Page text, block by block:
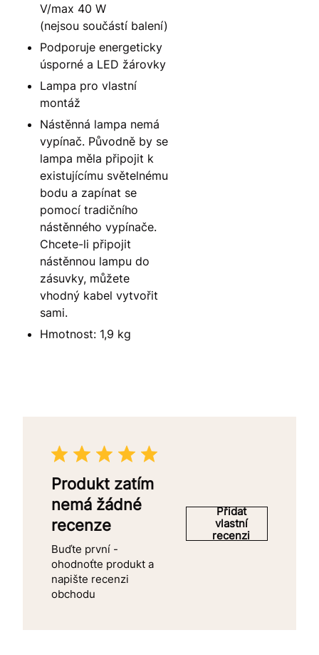
V/max 40 W
(nejsou součástí balení)
Podporuje energeticky
úsporné a LED žárovky
Lampa pro vlastní
montáž
Nástěnná lampa nemá
vypínač. Původně by se
lampa měla připojit k
existujícímu světelnému
bodu a zapínat se
pomocí tradičního
nástěnného vypínače.
Chcete-li připojit
nástěnnou lampu do
zásuvky, můžete
vhodný kabel vytvořit
sami.
Hmotnost: 1,9 kg
Produkt zatím
nemá žádné
recenze
Buďte první -
ohodnoťte produkt a
napište recenzi
obchodu
Přidat
vlastní
recenzi